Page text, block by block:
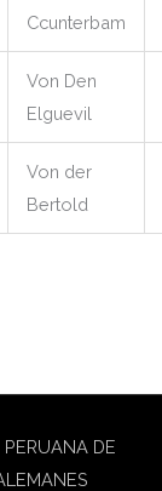
Ccunterbam
Von Den
Elguevil
Von der
Bertold
DE